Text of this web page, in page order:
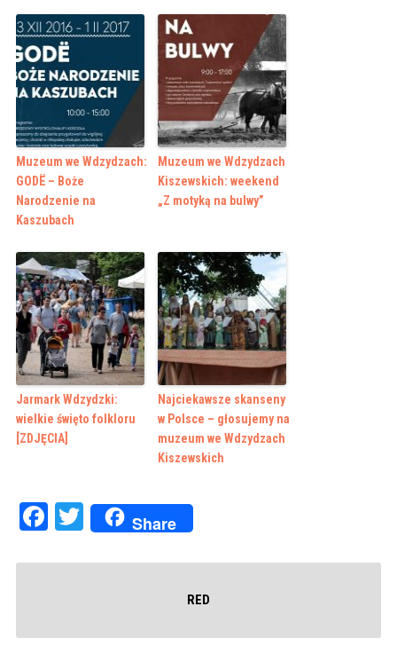
Muzeum we Wdzydzach:
GODË – Boże
Narodzenie na
Kaszubach
Muzeum we Wdzydzach
Kiszewskich: weekend
„Z motyką na bulwy”
Jarmark Wdzydzki:
wielkie święto folkloru
[ZDJĘCIA]
Najciekawsze skanseny
w Polsce – głosujemy na
muzeum we Wdzydzach
Kiszewskich
Facebook
Twitter
Share
RED